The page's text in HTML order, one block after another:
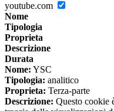
youtube.com
Nome
Tipologia
Proprieta
Descrizione
Durata
Nome: YSC
Tipologia: analitico
Proprieta: Terza-parte
Descrizione: Questo cookie